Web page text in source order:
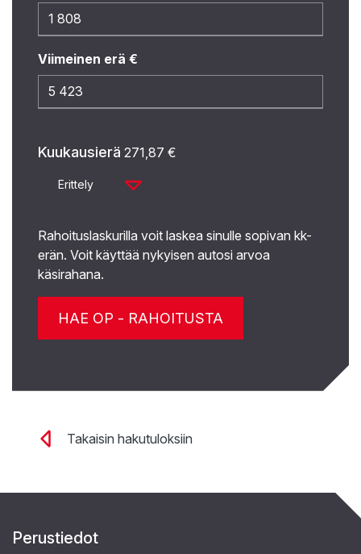
Viimeinen erä €
Kuukausierä 271,87 €
Erittely
Rahoituslaskurilla voit laskea sinulle sopivan kk-
erän. Voit käyttää nykyisen autosi arvoa
käsirahana.
HAE OP - RAHOITUSTA
Takaisin hakutuloksiin
Perustiedot